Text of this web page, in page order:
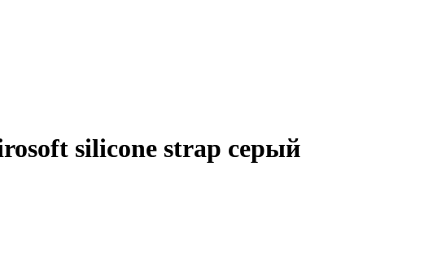
silicone strap серый